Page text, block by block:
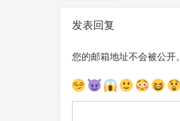
发表回复
您的邮箱地址不会被公开。